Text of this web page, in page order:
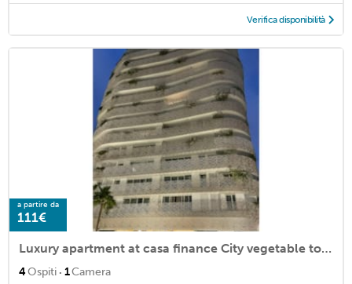
Verifica disponibilità
a partire da
111€
Luxury apartment at casa finance City vegetable towers
4Ospiti · 1Camera